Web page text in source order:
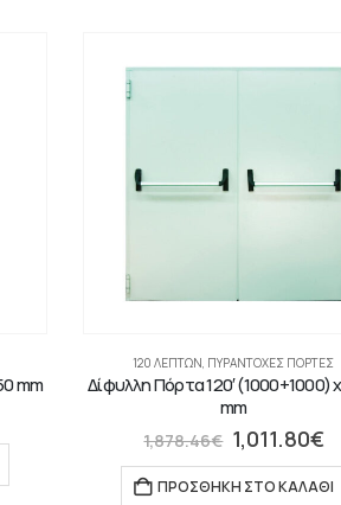
mm
120 ΛΕΠΤΏΝ, ΠΥΡΆΝΤΟΧΕΣ ΠΌΡΤΕΣ
Δίφυλλη Πόρτα 120′ (1000+1000)
mm
1,878.46€ 1,011.80€
ΠΡΟΣΘΉΚΗ ΣΤΟ ΚΑΛΆΘΙ